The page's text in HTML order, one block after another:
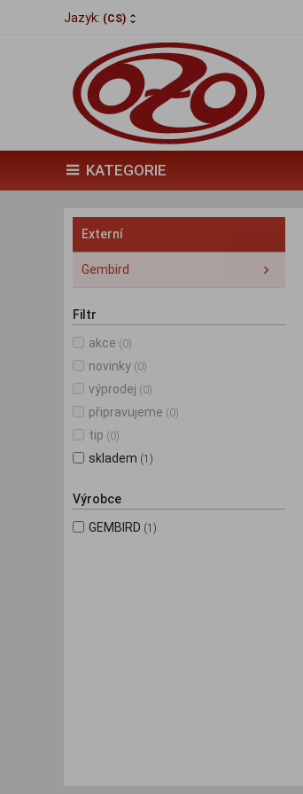
Jazyk: (CS)
KATEGORIE
Externí
Gembird
Filtr
akce (0)
novinky (0)
výprodej (0)
připravujeme (0)
tip (0)
skladem (1)
Výrobce
GEMBIRD (1)